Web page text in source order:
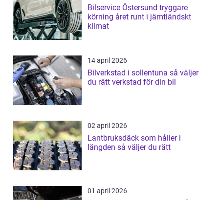
Bilservice Östersund tryggare
körning året runt i jämtländskt
klimat
14 april 2026
Bilverkstad i sollentuna så väljer
du rätt verkstad för din bil
02 april 2026
Lantbruksdäck som håller i
längden så väljer du rätt
01 april 2026